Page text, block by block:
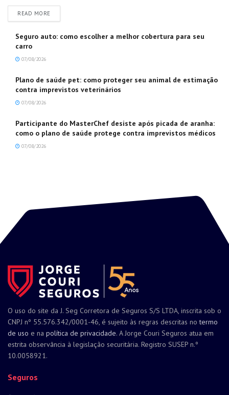
READ MOREDETAILS
Seguro auto: como escolher a melhor cobertura para seu
carro
07/08/2026
Plano de saúde pet: como proteger seu animal de estimação
contra imprevistos veterinários
07/08/2026
Participante do MasterChef desiste após picada de aranha:
como o plano de saúde protege contra imprevistos médicos
07/08/2026
O uso do site da J. Seg Corretora de Seguros S/S LTDA, inscrita sob o
CNPJ nº 55.576.342/0001-46, é sujeito às regras descritas notermo
de uso e na política de privacidade. A Jorge Couri Seguros atua em
estrita observância à legislação securitária. Registro SUSEP n.º
10.0058921.
Seguros